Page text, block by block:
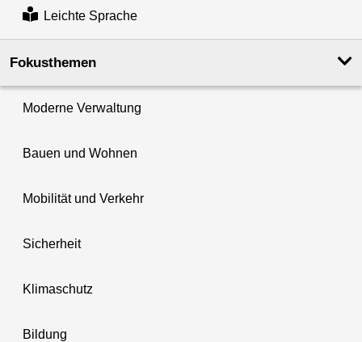
Leichte Sprache
Fokusthemen
Moderne Verwaltung
Bauen und Wohnen
Mobilität und Verkehr
Sicherheit
Klimaschutz
Bildung